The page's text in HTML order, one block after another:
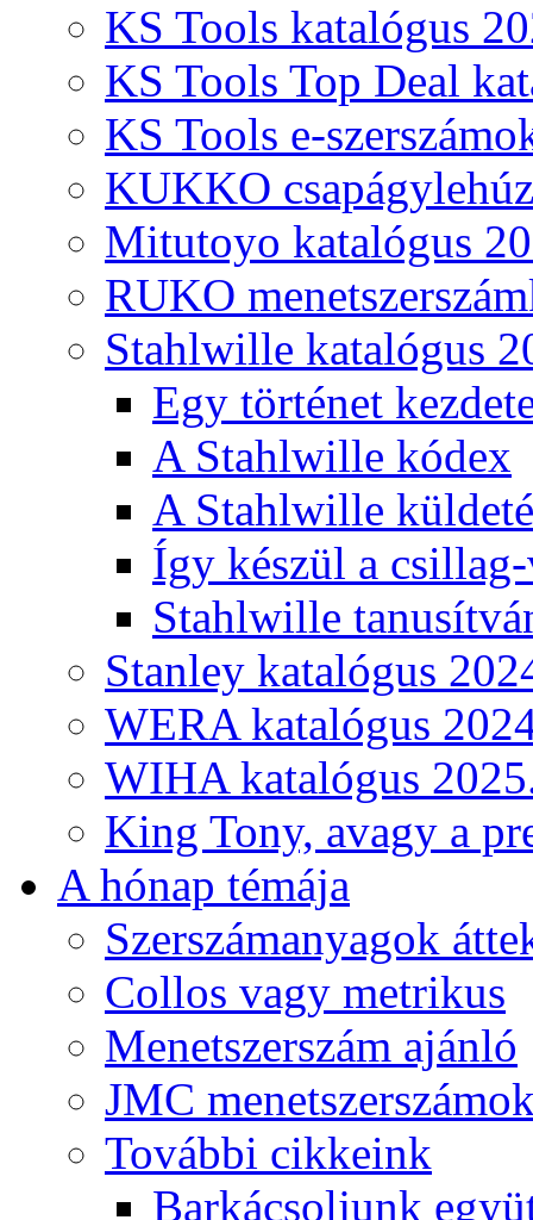
KS Tools katalógus
KS Tools Top Deal
KS Tools e-
KUKKO
Mitutoyo katalógus
RUKO
Stahlwille katalógus
Egy történet
A Stahlwille kódex
A Stahlwille
Így készül a
Stahlwille
Stanley katalógus
WERA katalógus
WIHA katalógus
King Tony, avagy a
A hónap témája
Szerszámanyagok
Collos vagy metrikus
Menetszerszám ajánló
JMC
További cikkeink
Barkácsoljunk